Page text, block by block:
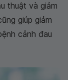
thuật và giảm
giúp giảm
cảnh đau